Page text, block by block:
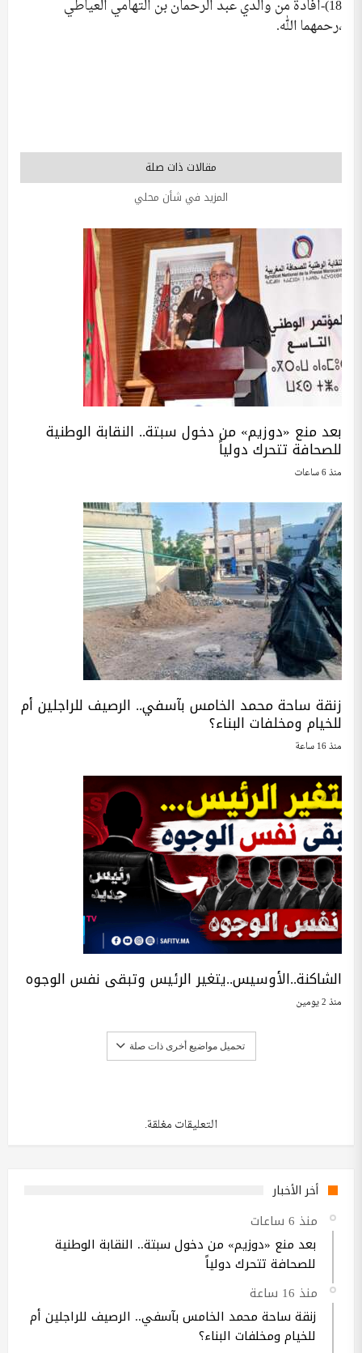
18)-افادة من والدي عبد الرحمان بن التهامي العياطي
،رحمهما الله.
مقالات ذات صلة
المزيد في شأن محلي
بعد منع «دوزيم» من دخول سبتة.. النقابة الوطنية
للصحافة تتحرك دولياً
منذ 6 ساعات
زنقة ساحة محمد الخامس بآسفي.. الرصيف للراجلين أم
للخيام ومخلفات البناء؟
منذ 16 ساعة
الشاكنة..الأوسيس..يتغير الرئيس وتبقى نفس الوجوه
منذ 2 يومين
تحميل مواضيع أخرى ذات صلة
التعليقات مغلقة.
أخر الأخبار
منذ 6 ساعات
بعد منع «دوزيم» من دخول سبتة.. النقابة الوطنية
للصحافة تتحرك دولياً
منذ 16 ساعة
زنقة ساحة محمد الخامس بآسفي.. الرصيف للراجلين أم
للخيام ومخلفات البناء؟